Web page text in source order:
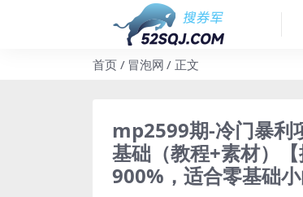
首页 冒泡网 正文
mp2599期-冷门暴利
基础（教程+素材）
900%，适合零基础